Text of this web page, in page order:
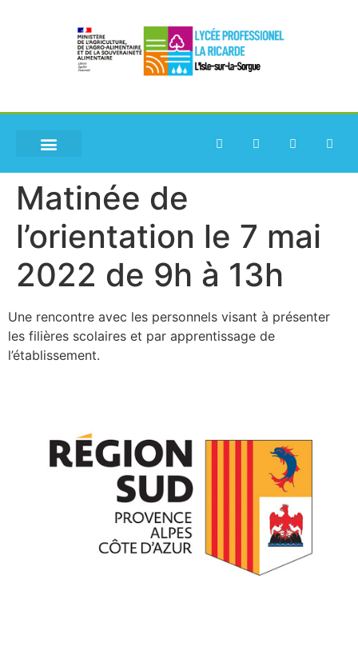
Matinée de
l’orientation le 7 mai
2022 de 9h à 13h
Une rencontre avec les personnels visant à présenter
les filières scolaires et par apprentissage de
l’établissement.